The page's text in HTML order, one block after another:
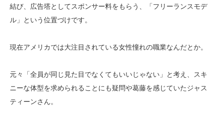
結び、広告塔としてスポンサー料をもらう、「フリーランスモデ
ル」という位置づけです。
現在アメリカでは大注目されている女性憧れの職業なんだとか。
元々「全員が同じ見た目でなくてもいいじゃない」と考え、スキ
ニーな体型を求められることにも疑問や葛藤を感じていたジャス
ティーンさん。